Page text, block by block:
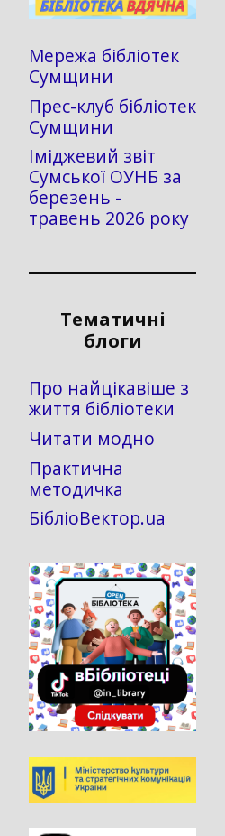
Мережа бібліотек
Сумщини
Прес-клуб бібліотек
Сумщини
Іміджевий звіт
Сумської ОУНБ за
березень -
травень 2026 року
Тематичні
блоги
Про найцікавіше з
життя бібліотеки
Читати модно
Практична
методичка
БібліоВектор.ua